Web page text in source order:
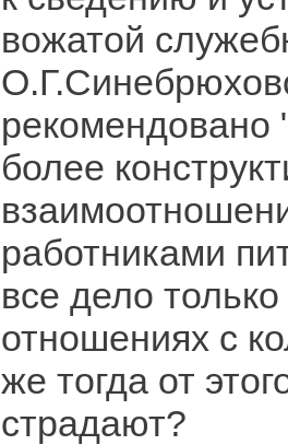
вожатой
рекомендовано
более
работниками
все дело
отношениях с
же тогда от
страдают?